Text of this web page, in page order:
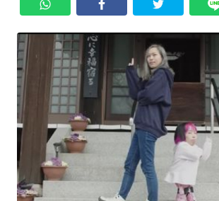
EKUIN
SAINS-TEKNO
KESEHATAN
INTERNASIONAL
SERBA-SERBI